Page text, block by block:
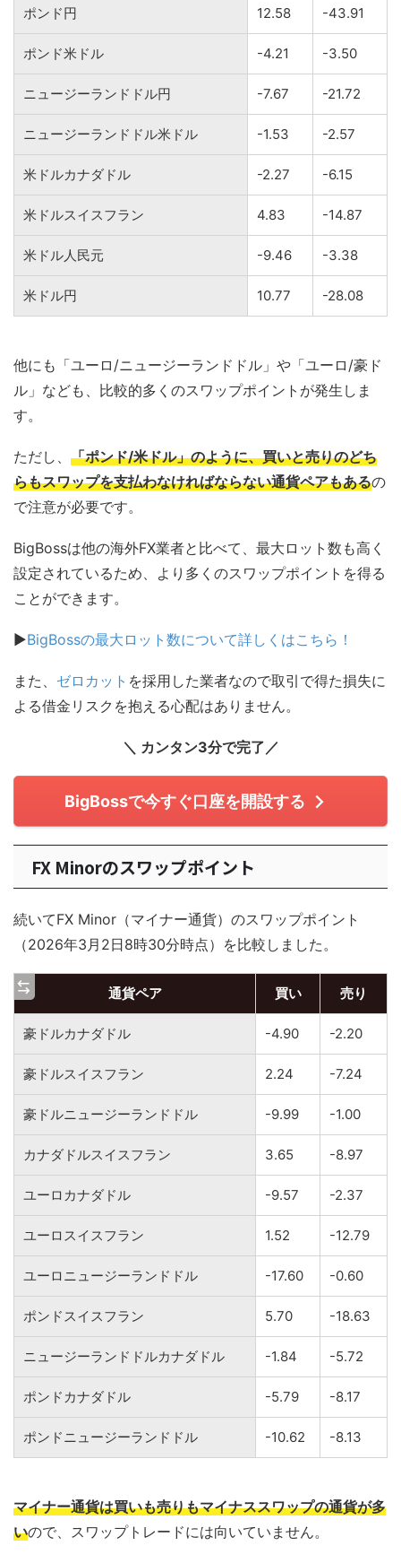
ポンド円 12.58 -43.91
ポンド米ドル -4.21 -3.50
ニュージーランドドル円 -7.67 -21.72
ニュージーランドドル米ドル -1.53 -2.57
米ドルカナダドル -2.27 -6.15
米ドルスイスフラン 4.83 -14.87
米ドル人民元 -9.46 -3.38
米ドル円 10.77 -28.08
他にも「ユーロ/ニュージーランドドル」や「ユーロ/豪ド
ル」なども、比較的多くのスワップポイントが発生しま
す。
ただし、 「ポンド/米ドル」のように、買いと売りのどち
らもスワップを支払わなければならない通貨ペアもあるの
で注意が必要です。
BigBossは他の海外FX業者と比べて、最大ロット数も高く
設定されているため、より多くのスワップポイントを得る
ことができます。
▶BigBossの最大ロット数について詳しくはこちら！
また、 ゼロカット を採用した業者なので取引で得た損失に
よる借金リスクを抱える心配はありません。
＼ カンタン3分で完了／
BigBossで今すぐ口座を開設する
FX Minorのスワップポイント
続いてFX Minor（マイナー通貨）のスワップポイント
（2026年3月2日8時30分時点）を比較しました。
通貨ペア 買い 売り
豪ドルカナダドル -4.90 -2.20
豪ドルスイスフラン 2.24 -7.24
豪ドルニュージーランドドル -9.99 -1.00
カナダドルスイスフラン 3.65 -8.97
ユーロカナダドル -9.57 -2.37
ユーロスイスフラン 1.52 -12.79
ユーロニュージーランドドル -17.60 -0.60
ポンドスイスフラン 5.70 -18.63
ニュージーランドドルカナダドル -1.84 -5.72
ポンドカナダドル -5.79 -8.17
ポンドニュージーランドドル -10.62 -8.13
マイナー通貨は買いも売りもマイナススワップの通貨が多
いので、スワップトレードには向いていません。